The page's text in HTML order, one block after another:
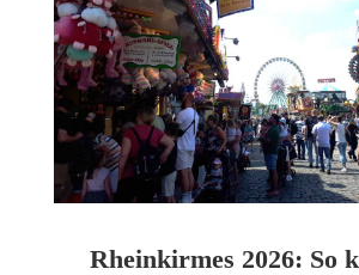
Rheinkirmes 2026: So